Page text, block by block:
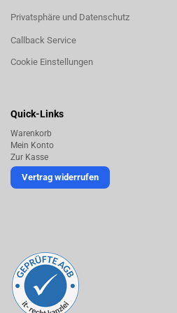
Privatsphäre und Datenschutz
Callback Service
Cookie Einstellungen
Quick-Links
Warenkorb
Mein Konto
Zur Kasse
Vertrag widerrufen